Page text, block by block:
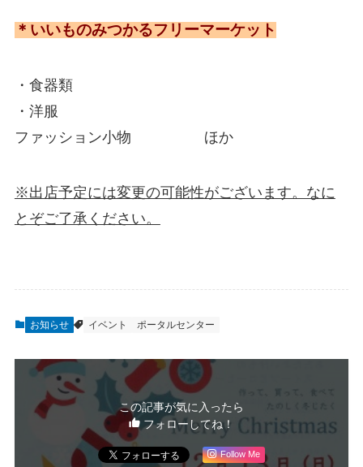
＊いいものみつかるフリーマーケット
・食器類
・洋服
ファッション小物 ほか
※出店予定には変更の可能性がございます。なに
とぞご了承ください。
お知らせ イベント ポータルセンター
この記事が気に入ったら
フォローしてね！
Follow Me